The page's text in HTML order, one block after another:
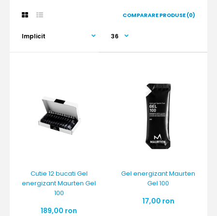
COMPARARE PRODUSE (0)
Cutie 12 bucati Gel
energizant Maurten Gel
100
189,00 ron
Gel energizant Maurten
Gel 100
17,00 ron